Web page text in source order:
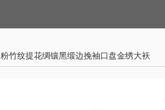
粉竹纹提花绸镶黑缎边挽袖口盘金绣大袄